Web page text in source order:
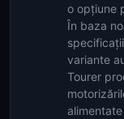
o opțiune
În baza
variante
Tourer